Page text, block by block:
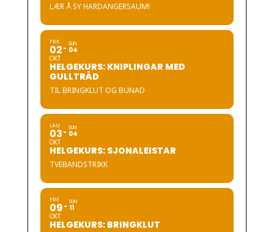
LÆR Å SY HARDANGERSAUM!
FRE
02
OKT
SUN
04
HELGEKURS: KNIPLINGAR MED
GULLTRÅD
TIL BRINGKLUT OG BUNAD
LAU
03
OKT
SUN
04
HELGEKURS: SJONALEISTAR
TVEBANDSTRIKK
FRE
09
OKT
SUN
11
HELGEKURS: BRINGKLUT